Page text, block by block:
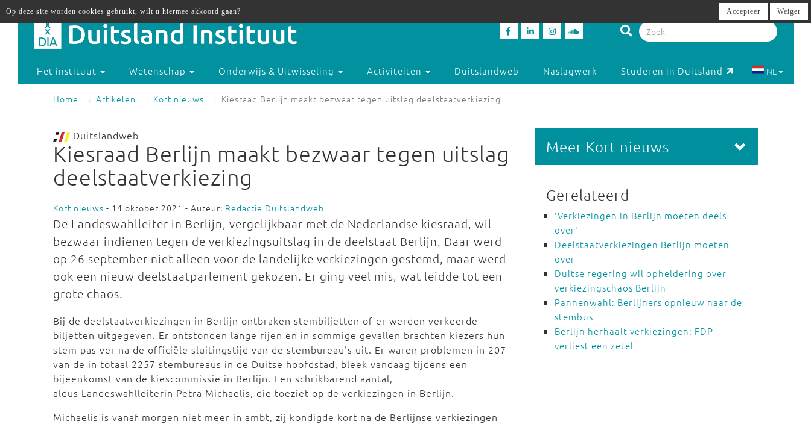
Het instituut Wetenschap Onderwijs & Uitwisseling Activiteiten Duitslandweb Naslagwerk Studeren in Duitsland NL
Home Artikelen Kort nieuws Kiesraad Berlijn maakt bezwaar tegen uitslag deelstaatverkiezing
Duitslandweb
Kiesraad Berlijn maakt bezwaar tegen uitslag
deelstaatverkiezing
Kort nieuws - 14 oktober 2021 - Auteur: Redactie Duitslandweb
De Landeswahlleiter in Berlijn, vergelijkbaar met de Nederlandse kiesraad, wil
bezwaar indienen tegen de verkiezingsuitslag in de deelstaat Berlijn. Daar werd
op 26 september niet alleen voor de landelijke verkiezingen gestemd, maar werd
ook een nieuw deelstaatparlement gekozen. Er ging veel mis, wat leidde tot een
grote chaos.
Bij de deelstaatverkiezingen in Berlijn ontbraken stembiljetten of er werden verkeerde
biljetten uitgegeven. Er ontstonden lange rijen en in sommige gevallen brachten kiezers hun
stem pas ver na de officiële sluitingstijd van de stembureau's uit. Er waren problemen in 207
van de in totaal 2257 stembureaus in de Duitse hoofdstad, bleek vandaag tijdens een
bijeenkomst van de kiescommissie in Berlijn. Een schrikbarend aantal,
aldus Landeswahlleiterin Petra Michaelis, die toeziet op de verkiezingen in Berlijn.
Michaelis is vanaf morgen niet meer in ambt, zij kondigde kort na de Berlijnse verkiezingen
Meer Kort nieuws
Gerelateerd
'Verkiezingen in Berlijn moeten deels
over'
Deelstaatverkiezingen Berlijn moeten
over
Duitse regering wil opheldering over
verkiezingschaos Berlijn
Pannenwahl: Berlijners opnieuw naar de
stembus
Berlijn herhaalt verkiezingen: FDP
verliest een zetel
Op deze site worden cookies gebruikt, wilt u hiermee akkoord gaan? Accepteer Weiger